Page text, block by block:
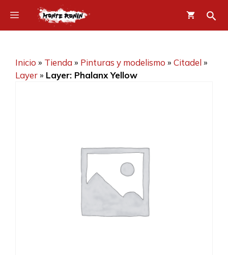
contenido
Menú
Inicio » Tienda» Pinturas y modelismo » Citadel»
Layer» Layer: Phalanx Yellow